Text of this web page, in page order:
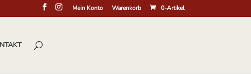
Mein Konto Warenkorb 0-Artikel